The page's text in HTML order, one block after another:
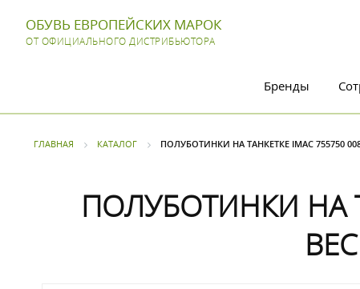
ОБУВЬ ЕВРОПЕЙСКИХ МАРОК
ОТ ОФИЦИАЛЬНОГО ДИСТРИБЬЮТОРА
Бренды
ГЛАВНАЯ КАТАЛОГ ПОЛУБОТИНКИ НА ТАНКЕТКЕ IMAC 755750
ПОЛУБОТИНКИ НА